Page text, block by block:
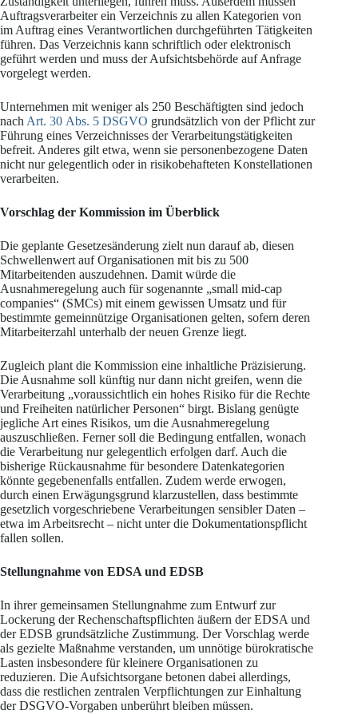
Auftragsverarbeiter ein Verzeichnis zu allen Kategorien von
im Auftrag eines Verantwortlichen durchgeführten Tätigkeiten
führen. Das Verzeichnis kann schriftlich oder elektronisch
geführt werden und muss der Aufsichtsbehörde auf Anfrage
vorgelegt werden.
Unternehmen mit weniger als 250 Beschäftigten sind jedoch
nach Art. 30 Abs. 5 DSGVO grundsätzlich von der Pflicht zur
Führung eines Verzeichnisses der Verarbeitungstätigkeiten
befreit. Anderes gilt etwa, wenn sie personenbezogene Daten
nicht nur gelegentlich oder in risikobehafteten Konstellationen
verarbeiten.
Vorschlag der Kommission im Überblick
Die geplante Gesetzesänderung zielt nun darauf ab, diesen
Schwellenwert auf Organisationen mit bis zu 500
Mitarbeitenden auszudehnen. Damit würde die
Ausnahmeregelung auch für sogenannte „small mid-cap
companies“ (SMCs) mit einem gewissen Umsatz und für
bestimmte gemeinnützige Organisationen gelten, sofern deren
Mitarbeiterzahl unterhalb der neuen Grenze liegt.
Zugleich plant die Kommission eine inhaltliche Präzisierung.
Die Ausnahme soll künftig nur dann nicht greifen, wenn die
Verarbeitung „voraussichtlich ein hohes Risiko für die Rechte
und Freiheiten natürlicher Personen“ birgt. Bislang genügte
jegliche Art eines Risikos, um die Ausnahmeregelung
auszuschließen. Ferner soll die Bedingung entfallen, wonach
die Verarbeitung nur gelegentlich erfolgen darf. Auch die
bisherige Rückausnahme für besondere Datenkategorien
könnte gegebenenfalls entfallen. Zudem werde erwogen,
durch einen Erwägungsgrund klarzustellen, dass bestimmte
gesetzlich vorgeschriebene Verarbeitungen sensibler Daten –
etwa im Arbeitsrecht – nicht unter die Dokumentationspflicht
fallen sollen.
Stellungnahme von EDSA und EDSB
In ihrer gemeinsamen Stellungnahme zum Entwurf zur
Lockerung der Rechenschaftspflichten äußern der EDSA und
der EDSB grundsätzliche Zustimmung. Der Vorschlag werde
als gezielte Maßnahme verstanden, um unnötige bürokratische
Lasten insbesondere für kleinere Organisationen zu
reduzieren. Die Aufsichtsorgane betonen dabei allerdings,
dass die restlichen zentralen Verpflichtungen zur Einhaltung
der DSGVO-Vorgaben unberührt bleiben müssen.